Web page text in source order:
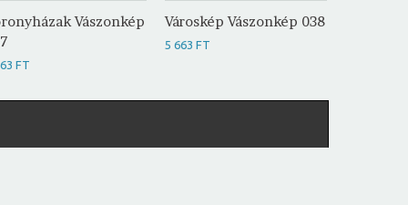
Vászonkép
FT
Városkép Vászonkép 038
5 663 FT